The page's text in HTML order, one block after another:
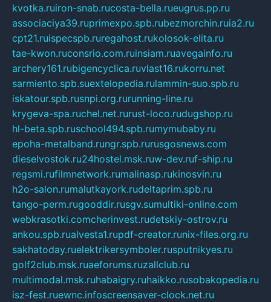
kvotka.ruiron-snab.rucosta-bella.rueugrus.pp.ru
associaciya39.ruprimexpo.spb.rubezmorchin.ruia2.ru
cpt21.ruispecspb.ruregahost.rukolosok-elita.ru
tae-kwon.ruconsrio.com.ruinsiam.ruavegainfo.ru
archery161.rubigencyclica.ruvlast16.rukorru.net
sarmiento.spb.suextelopedia.rulammin-suo.spb.ru
iskatour.spb.rusnpi.org.rurunning-line.ru
krygeva-spa.ruchel.net.rurust-loco.rudugshop.ru
hl-beta.spb.ruschool494.spb.rumymubaby.ru
epoha-metalband.rungr.spb.rurusgosnews.com
dieselvostok.ru24hostel.msk.ruw-dev.ruf-ship.ru
regsmi.rufilmnetwork.rumalinasp.rukinosvin.ru
h2o-salon.rumalutkayork.rudeltaprim.spb.ru
tango-perm.rugooddir.rusgv.sumultiki-online.com
webkrasotki.comcherinvest.rudetskiy-ostrov.ru
ankou.spb.rualvesta1.rupdf-creator.runix-files.org.ru
sakhatoday.ruelektrikersymboler.rusputnikyes.ru
golf2club.msk.ruaeforums.ruzallclub.ru
multimodal.msk.ruhabaigry.ruhaikko.rusobakopedia.ru
isz-fest.ruewnc.infoscreensaver-clock.net.ru